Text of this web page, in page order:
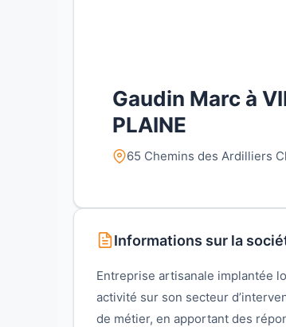
Gaudin Marc à
PLAINE
65 Chemins des Ardilliers
Informations sur la
Entreprise artisanale implantée
activité sur son secteur
de métier, en apportant des